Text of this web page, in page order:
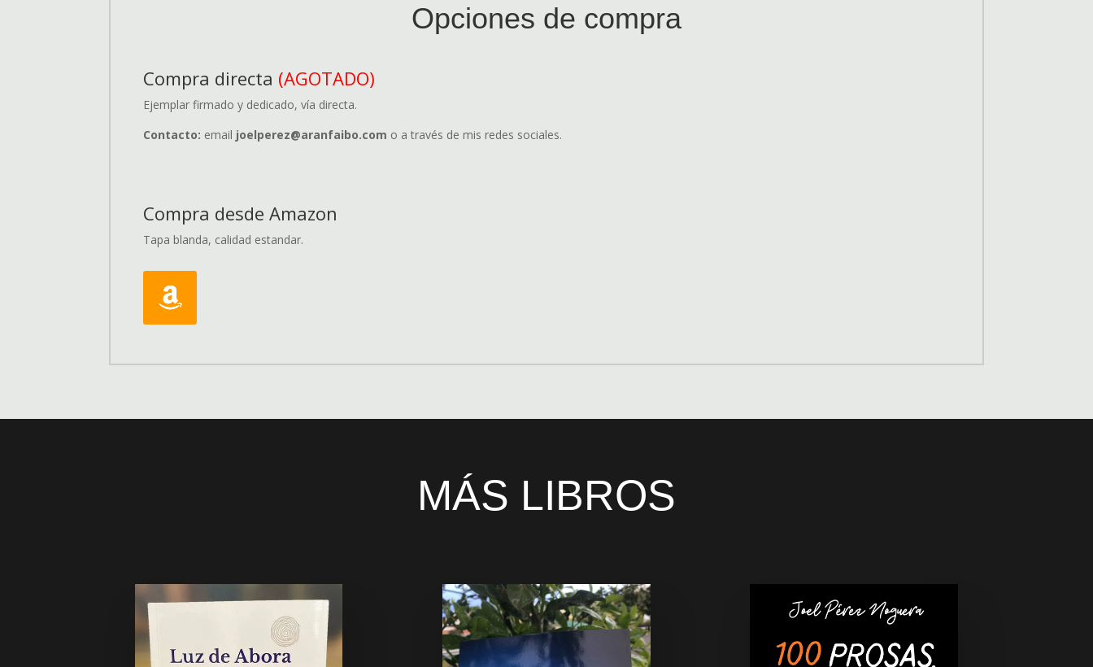
Opciones de compra
Compra directa (AGOTADO)
Ejemplar firmado y dedicado, vía directa.
Contacto: email joelperez@aranfaibo.com o a través de mis redes sociales.
Compra desde Amazon
Tapa blanda, calidad estandar.
MÁS LIBROS